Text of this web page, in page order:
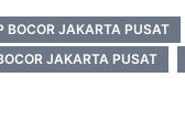
BOCOR JAKARTA PUSAT
JAKARTA PUSAT